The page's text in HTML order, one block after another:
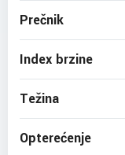
Prečnik
Index brzine
Težina
Opterećenje